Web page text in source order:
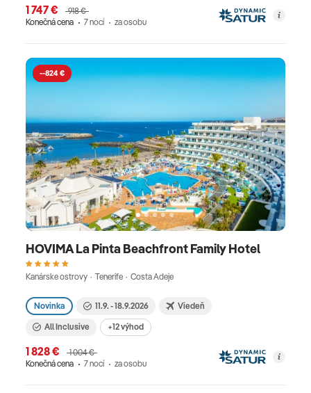
1 747 €
918 €
Konečná cena
7 nocí za osobu
--824 €
HOVIMA La Pinta Beachfront Family Hotel
Kanárske ostrovy · Tenerife · Costa Adeje
Novinka 11.9. - 18.9.2026 Viedeň
All Inclusive +12 výhod
1 828 €
1 004 €
Konečná cena
7 nocí za osobu